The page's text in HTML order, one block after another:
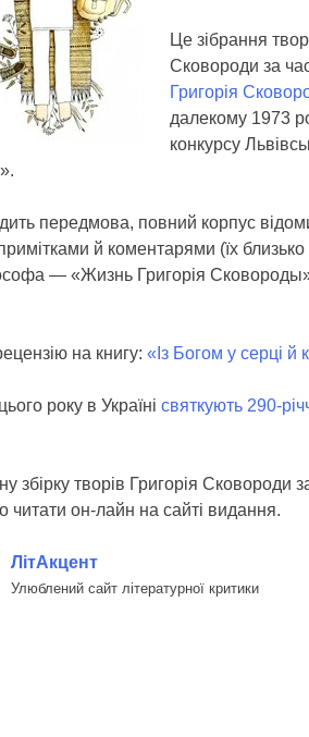
Це зібрання
Сковороди за
Григорія
далекому 1973
конкурсу
передмова, повний корпус
й коментарями (їх
— «Жизнь Григорія
на книгу: «Із Богом у серці й
року в Україні святкують 290-
збірку творів Григорія
читати он-лайн на сайті видання.
ЛітАкцент
Улюблений сайт літературної критики